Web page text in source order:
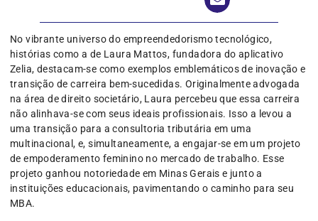
No vibrante universo do empreendedorismo tecnológico,
histórias como a de Laura Mattos, fundadora do aplicativo
Zelia, destacam-se como exemplos emblemáticos de inovação e
transição de carreira bem-sucedidas. Originalmente advogada
na área de direito societário, Laura percebeu que essa carreira
não alinhava-se com seus ideais profissionais. Isso a levou a
uma transição para a consultoria tributária em uma
multinacional, e, simultaneamente, a engajar-se em um projeto
de empoderamento feminino no mercado de trabalho. Esse
projeto ganhou notoriedade em Minas Gerais e junto a
instituições educacionais, pavimentando o caminho para seu
MBA.